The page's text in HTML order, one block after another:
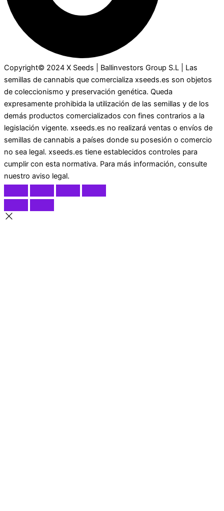
Copyright© 2024 X Seeds | Ballinvestors Group S.L | Las
semillas de cannabis que comercializa xseeds.es son objetos
de coleccionismo y preservación genética. Queda
expresamente prohibida la utilización de las semillas y de los
demás productos comercializados con fines contrarios a la
legislación vigente. xseeds.es no realizará ventas o envíos de
semillas de cannabis a países donde su posesión o comercio
no sea legal. xseeds.es tiene establecidos controles para
cumplir con esta normativa. Para más información, consulte
nuestro aviso legal.